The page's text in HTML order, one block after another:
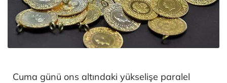
Cuma günü ons altındaki yükselişe paralel